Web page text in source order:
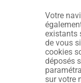
Votre
existants
de vous
cookies
déposés
sur votre